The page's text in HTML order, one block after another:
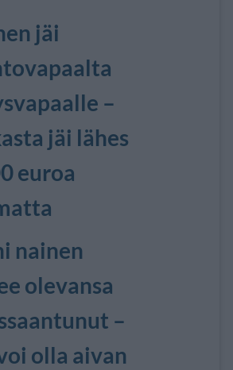
jäi
–
jäi lähes
euroa
nainen
olevansa
–
olla aivan